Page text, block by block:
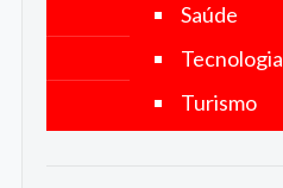
muito mais.
Saúde
Tecnologia
Turismo